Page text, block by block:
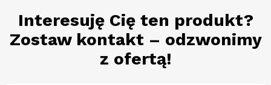
Interesuję Cię ten produkt?
Zostaw kontakt – odzwonimy
z ofertą!